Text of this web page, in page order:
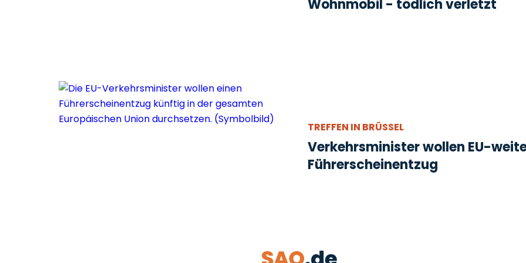
Wohnmobil - tödlich verletzt
TREFFEN IN BRÜSSEL
Verkehrsminister wollen EU-
Führerscheinentzug